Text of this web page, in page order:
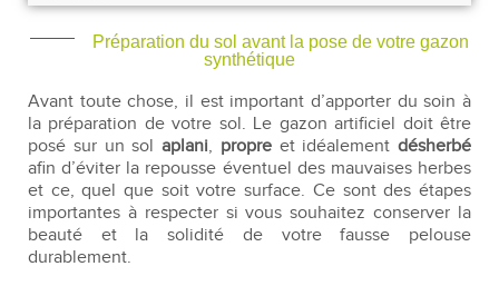
Préparation du sol avant la pose de votre gazon
synthétique
Avant toute chose, il est important d’apporter du soin à
la préparation de votre sol. Le gazon artificiel doit être
posé sur un sol aplani, propreet idéalement désherbé
afin d’éviter la repousse éventuel des mauvaises herbes
et ce, quel que soit votre surface. Ce sont des étapes
importantes à respecter si vous souhaitez conserver la
beauté et la solidité de votre fausse pelouse
durablement.